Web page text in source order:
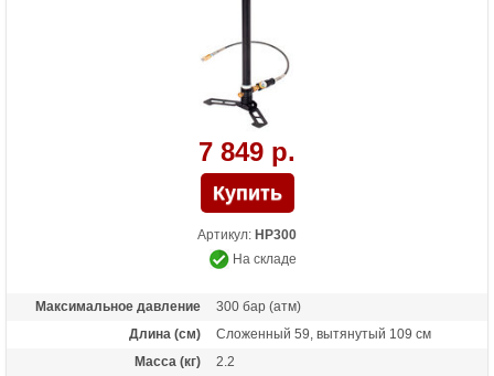
7 849 р.
Артикул: HP300
На складе
Максимальное давление
300 бар (атм)
Длина (см)
Сложенный 59, вытянутый 109 см
Масса (кг)
2.2